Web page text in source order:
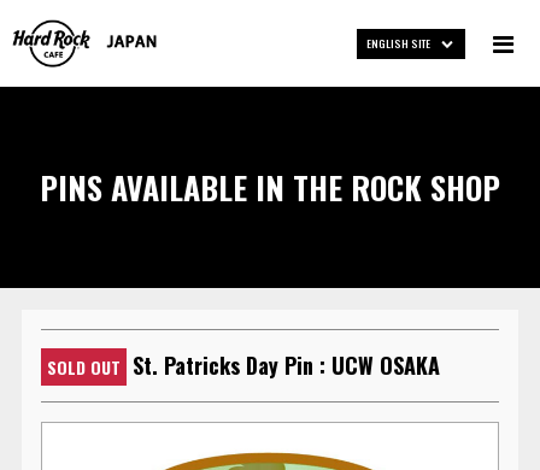
ENGLISH SITE
PINS AVAILABLE IN THE ROCK SHOP
SOLD OUT St. Patricks Day Pin : UCW OSAKA